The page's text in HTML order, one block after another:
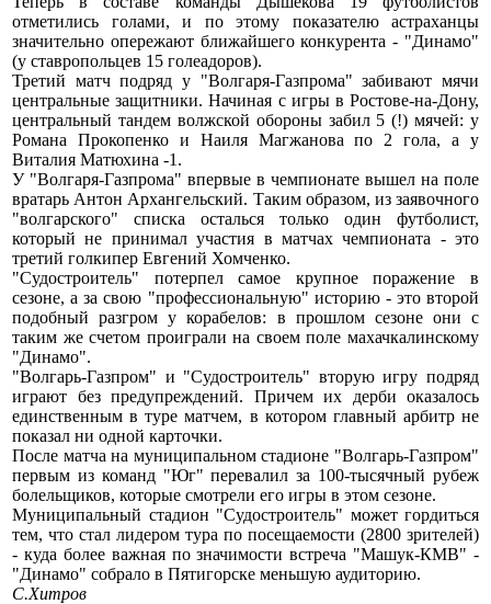
отметились голами, и по этому показателю астраханцы
значительно опережают ближайшего конкурента - "Динамо"
(у ставропольцев 15 голеадоров).
Третий матч подряд у "Волгаря-Газпрома" забивают мячи
центральные защитники. Начиная с игры в Ростове-на-Дону,
центральный тандем волжской обороны забил 5 (!) мячей: у
Романа Прокопенко и Наиля Магжанова по 2 гола, а у
Виталия Матюхина -1.
У "Волгаря-Газпрома" впервые в чемпионате вышел на поле
вратарь Антон Архангельский. Таким образом, из заявочного
"волгарского" списка осталься только один футболист,
который не принимал участия в матчах чемпионата - это
третий голкипер Евгений Хомченко.
"Судостроитель" потерпел самое крупное поражение в
сезоне, а за свою "профессиональную" историю - это второй
подобный разгром у корабелов: в прошлом сезоне они с
таким же счетом проиграли на своем поле махачкалинскому
"Динамо".
"Волгарь-Газпром" и "Судостроитель" вторую игру подряд
играют без предупреждений. Причем их дерби оказалось
единственным в туре матчем, в котором главный арбитр не
показал ни одной карточки.
После матча на муниципальном стадионе "Волгарь-Газпром"
первым из команд "Юг" перевалил за 100-тысячный рубеж
болельщиков, которые смотрели его игры в этом сезоне.
Муниципальный стадион "Судостроитель" может гордиться
тем, что стал лидером тура по посещаемости (2800 зрителей)
- куда более важная по значимости встреча "Машук-КМВ" -
"Динамо" собрало в Пятигорске меньшую аудиторию.
С.Хитров